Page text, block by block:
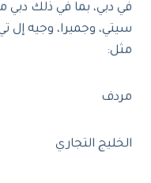
في دبي، بما في ذلك دبي
سيتي، وجميرا، وجيه إل
مثل:
مردف
الخليج التجاري